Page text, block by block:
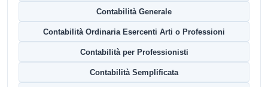
Contabilità Generale
Contabilità Ordinaria Esercenti Arti o Professioni
Contabilità per Professionisti
Contabilità Semplificata